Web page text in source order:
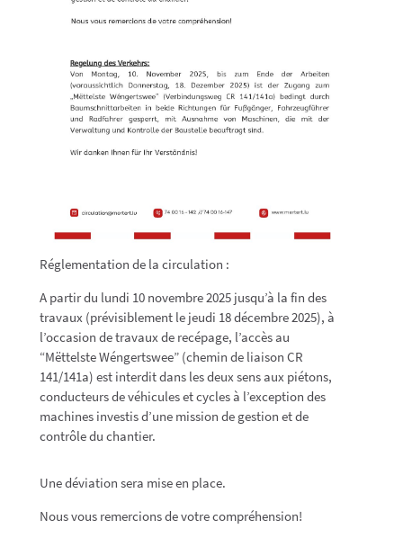
Réglementation de la circulation :
A partir du lundi 10 novembre 2025 jusqu’à la fin des
travaux (prévisiblement le jeudi 18 décembre 2025), à
l’occasion de travaux de recépage, l’accès au
“Mëttelste Wéngertswee” (chemin de liaison CR
141/141a) est interdit dans les deux sens aux piétons,
conducteurs de véhicules et cycles à l’exception des
machines investis d’une mission de gestion et de
contrôle du chantier.
Une déviation sera mise en place.
Nous vous remercions de votre compréhension!